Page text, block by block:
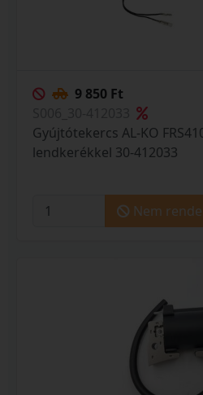
9 850 Ft
Gyújtótekercs AL-KO
lendkerékkel 30-412033
Nem